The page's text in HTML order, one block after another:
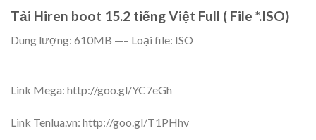
Tải Hiren boot 15.2 tiếng Việt Full ( File *.ISO)
Dung lượng: 610MB —– Loại file: ISO
Link Mega: http://goo.gl/YC7eGh
Link Tenlua.vn: http://goo.gl/T1PHhv